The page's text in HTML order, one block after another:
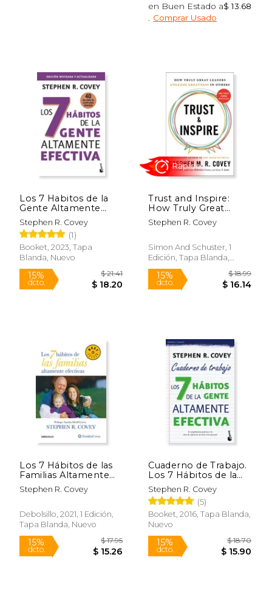
15%
dcto.
15%
dcto.
Rápido
en Buen Estado a$ 13.68
Comprar Usado
Los 7 Habitos de la
Gente Altamente
Efectiva
Stephen R. Covey
(1)
Booket, 2023, Tapa
Blanda, Nuevo
15%
dcto.
$ 21.41
Trust and Inspire:
How Truly Great
Leaders Unleash
Greatness in Others
R. [Paperback ] (en
Inglés)
Stephen R. Covey
Simon And Schuster, 1
Edición, Tapa Blanda,
Nuevo
15%
dcto.
Rápido
Los 7 Hábitos de las
Familias Altamente
Efectivas
Stephen R. Covey
Debolsillo, 2021, 1 Edición,
Tapa Blanda, Nuevo
Cuaderno de Trabajo.
Los 7 Hábitos de la
Gente Altamente
Efectiva.
Stephen R. Covey
(5)
Booket, 2016, Tapa Blanda,
Nuevo